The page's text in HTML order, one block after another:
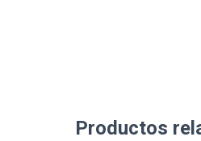
Productos